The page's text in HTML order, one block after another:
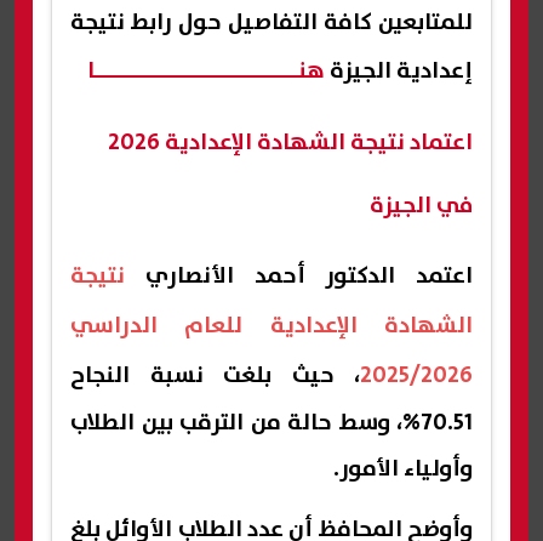
للمتابعين كافة التفاصيل حول رابط نتيجة
إعدادية الجيزةهنــــــــــــــــــــــــــــا
اعتماد نتيجة الشهادة الإعدادية 2026
في الجيزة
اعتمد الدكتور أحمد الأنصاري نتيجة
الشهادة الإعدادية للعام الدراسي
2025/2026، حيث بلغت نسبة النجاح
70.51%، وسط حالة من الترقب بين الطلاب
وأولياء الأمور.
وأوضح المحافظ أن عدد الطلاب الأوائل بلغ